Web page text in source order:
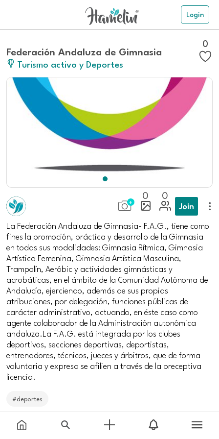
Login
Federación Andaluza de Gimnasia
Turismo activo y Deportes
0
0 0
Join
La Federación Andaluza de Gimnasia- F.A.G., tiene como
fines la promoción, práctica y desarrollo de la Gimnasia
en todas sus modalidades: Gimnasia Rítmica, Gimnasia
Artística Femenina, Gimnasia Artística Masculina,
Trampolín, Aeróbic y actividades gimnásticas y
acrobáticas, en el ámbito de la Comunidad Autónoma de
Andalucía, ejerciendo, además de sus propias
atribuciones, por delegación, funciones públicas de
carácter administrativo, actuando, en éste caso como
agente colaborador de la Administración autonómica
andaluza.La F.A.G. está integrada por los clubes
deportivos, secciones deportivas, deportistas,
entrenadores, técnicos, jueces y árbitros, que de forma
voluntaria y expresa se afilien a través de la preceptiva
licencia.
#deportes
Free